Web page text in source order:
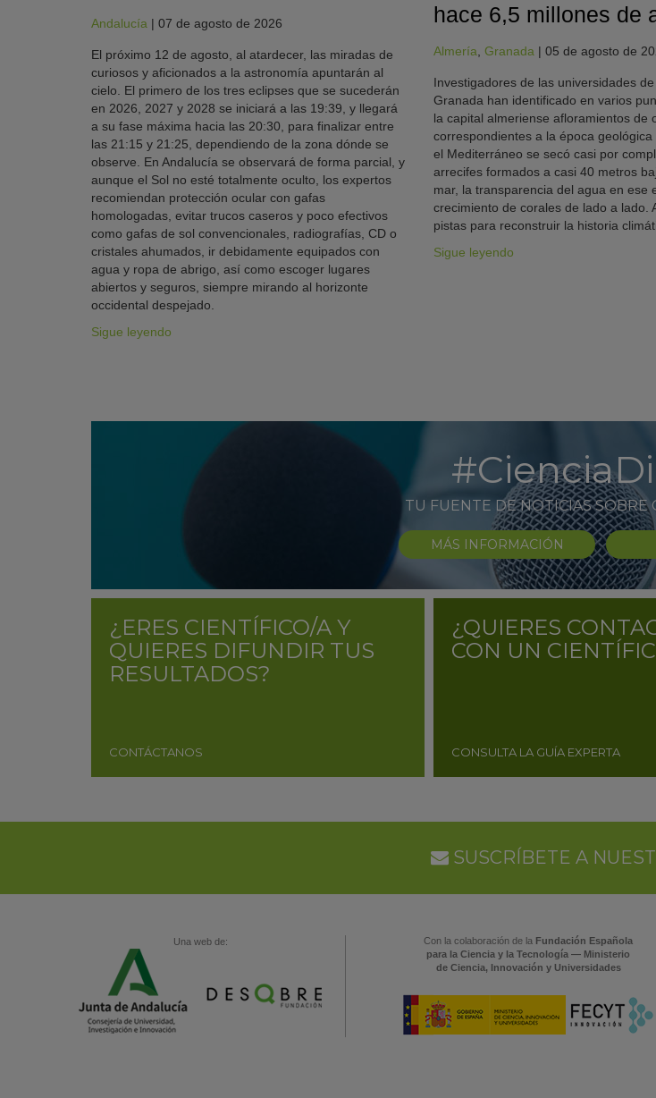
Andalucía | 07 de agosto de 2026
El próximo 12 de agosto, al atardecer, las miradas de
curiosos y aficionados a la astronomía apuntarán al
cielo. El primero de los tres eclipses que se sucederán
en 2026, 2027 y 2028 se iniciará a las 19:39, y llegará
a su fase máxima hacia las 20:30, para finalizar entre
las 21:15 y 21:25, dependiendo de la zona dónde se
observe. En Andalucía se observará de forma parcial, y
aunque el Sol no esté totalmente oculto, los expertos
recomiendan protección ocular con gafas
homologadas, evitar trucos caseros y poco efectivos
como gafas de sol convencionales, radiografías, CD o
cristales ahumados, ir debidamente equipados con
agua y ropa de abrigo, así como escoger lugares
abiertos y seguros, siempre mirando al horizonte
occidental despejado.
Sigue leyendo
hace 6,5 millones de
Almería ,Granada |05 de agosto de
Investigadores de las universidades
Granada han identificado en varios
la capital almeriense afloramientos de
correspondientes a la época
el Mediterráneo se secó casi por
arrecifes formados a casi 40 metros
mar, la transparencia del agua en ese
crecimiento de corales de lado a lado.
pistas para reconstruir la historia
Sigue leyendo
TU FUENTE DE NOTICIAS SOBRE
MÁS INFORMACIÓN
¿ERES CIENTÍFICO/A Y
QUIERES DIFUNDIR TUS
RESULTADOS?
CONTÁCTANOS
¿QUIERES
CON UN
CONSULTA LA GUÍA EXPERTA
SUSCRÍBETE A
Una web de: Con la colaboración de la Fundación Española
para la Ciencia y la Tecnología — Ministerio
de Ciencia, Innovación y Universidades